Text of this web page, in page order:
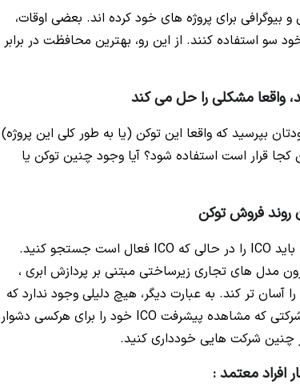
و بیوگرافی برای پروژه های خود کرده اند. بعضی اوقات،
استفاده کنند. از این رو، بهترین محافظت در برابر
واقعا مشکلی را حل می کند
بپرسید که واقعا این توکن (یا به طور کلی این پروژه)
قرار است استفاده شود؟ آیا وجود چنین توکن یا
فروش توکن
تمام ICO ها به تسهیلات یا سیستم ارزی وابسته هستند. همیشه باید ICO را در حالی که ICO فعال است جستجو کنید.
مدل های تجاری زیرساختی مبتنی بر پردازش ابری ،
آسان تر کند. به عبارت دیگر، هیچ دلیلی وجود ندارد که
یک شرکت نباید پیشرفت فروش توکن خود را به شما نشان دهد. شرکتی که مشاهده پیشرفت ICO خود را برای هرکسی دشوار
چنین شرکت هایی خودداری کنید.
افراد معتمد :